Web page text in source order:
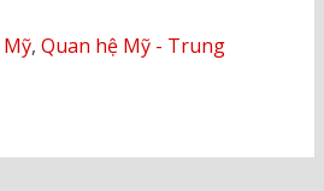
Mỹ, Quan hệ Mỹ - Trung